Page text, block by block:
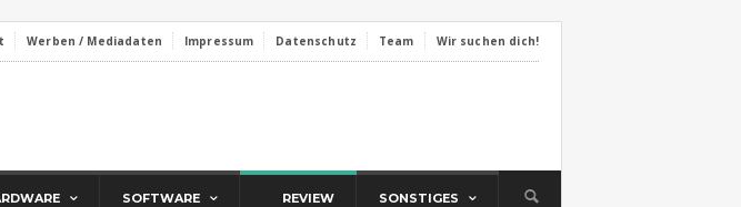
Werben / Mediadaten Impressum Datenschutz Team Wir suchen dich!
SOFTWARE REVIEW SONSTIGES